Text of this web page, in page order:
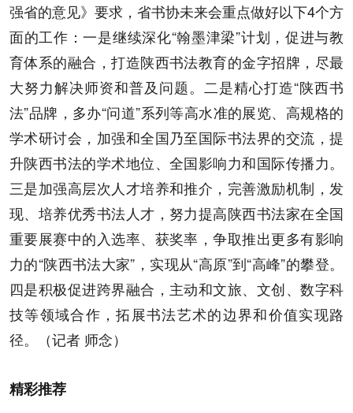
强省的意见》要求，省书协未来会重点做好以下4个方
面的工作：一是继续深化“翰墨津梁”计划，促进与教
育体系的融合，打造陕西书法教育的金字招牌，尽最
大努力解决师资和普及问题。二是精心打造“陕西书
法”品牌，多办“问道”系列等高水准的展览、高规格的
学术研讨会，加强和全国乃至国际书法界的交流，提
升陕西书法的学术地位、全国影响力和国际传播力。
三是加强高层次人才培养和推介，完善激励机制，发
现、培养优秀书法人才，努力提高陕西书法家在全国
重要展赛中的入选率、获奖率，争取推出更多有影响
力的“陕西书法大家”，实现从“高原”到“高峰”的攀登。
四是积极促进跨界融合，主动和文旅、文创、数字科
技等领域合作，拓展书法艺术的边界和价值实现路
径。（记者 师念）
精彩推荐